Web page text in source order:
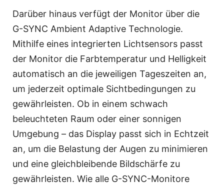
Darüber hinaus verfügt der Monitor über die
G-SYNC Ambient Adaptive Technologie.
Mithilfe eines integrierten Lichtsensors passt
der Monitor die Farbtemperatur und Helligkeit
automatisch an die jeweiligen Tageszeiten an,
um jederzeit optimale Sichtbedingungen zu
gewährleisten. Ob in einem schwach
beleuchteten Raum oder einer sonnigen
Umgebung – das Display passt sich in Echtzeit
an, um die Belastung der Augen zu minimieren
und eine gleichbleibende Bildschärfe zu
gewährleisten. Wie alle G-SYNC-Monitore